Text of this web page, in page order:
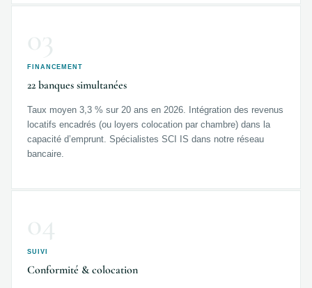
03
FINANCEMENT
22 banques simultanées
Taux moyen 3,3 % sur 20 ans en 2026. Intégration des revenus
locatifs encadrés (ou loyers colocation par chambre) dans la
capacité d’emprunt. Spécialistes SCI IS dans notre réseau
bancaire.
04
SUIVI
Conformité & colocation